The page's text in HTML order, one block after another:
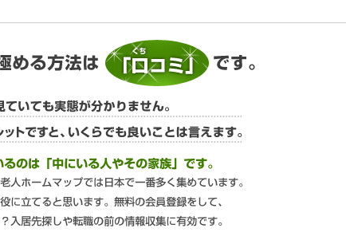
ッキー等を用いておりますが、これによる個人情報の取
者 窪田望